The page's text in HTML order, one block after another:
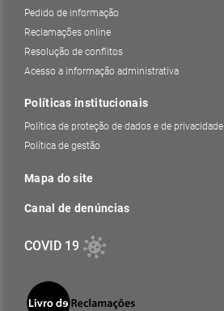
Pedido de informação
Reclamações online
Resolução de conflitos
Acesso a informação administrativa
Políticas institucionais
Política de proteção de dados e de privacidade
Política de gestão
Mapa do site
Canal de denúncias
COVID 19